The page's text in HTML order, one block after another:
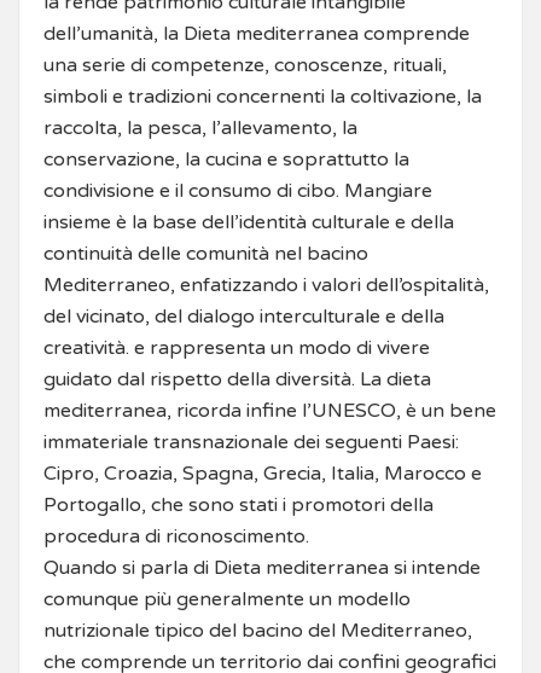
dell’umanità, la Dieta mediterranea comprende
una serie di competenze, conoscenze, rituali,
simboli e tradizioni concernenti la coltivazione, la
raccolta, la pesca, l’allevamento, la
conservazione, la cucina e soprattutto la
condivisione e il consumo di cibo. Mangiare
insieme è la base dell’identità culturale e della
continuità delle comunità nel bacino
Mediterraneo, enfatizzando i valori dell’ospitalità,
del vicinato, del dialogo interculturale e della
creatività. e rappresenta un modo di vivere
guidato dal rispetto della diversità. La dieta
mediterranea, ricorda infine l’UNESCO, è un bene
immateriale transnazionale dei seguenti Paesi:
Cipro, Croazia, Spagna, Grecia, Italia, Marocco e
Portogallo, che sono stati i promotori della
procedura di riconoscimento.
Quando si parla di Dieta mediterranea si intende
comunque più generalmente un modello
nutrizionale tipico del bacino del Mediterraneo,
che comprende un territorio dai confini geografici